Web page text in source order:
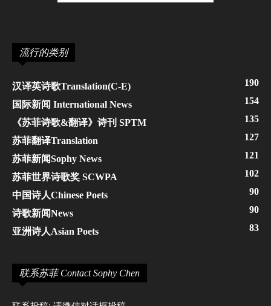
流行的类别
汉译英诗歌Translation(C-E) 190
国际新闻 International News 154
《苏菲诗歌&翻译》诗刊 SPTM 135
苏菲翻译Translation 127
苏菲新闻Sophy News 121
苏菲世界诗歌奖 SCWPA 102
中国诗人Chinese Poets 90
诗歌新闻News 90
亚洲诗人Asian Poets 83
联系苏菲 Contact Sophy Chen